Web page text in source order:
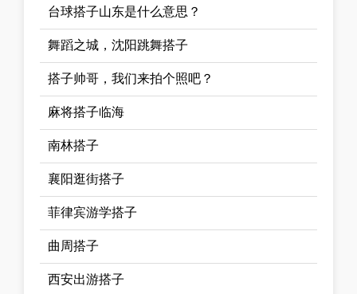
台球搭子山东是什么意思？
舞蹈之城，沈阳跳舞搭子
搭子帅哥，我们来拍个照吧？
麻将搭子临海
南林搭子
襄阳逛街搭子
菲律宾游学搭子
曲周搭子
西安出游搭子